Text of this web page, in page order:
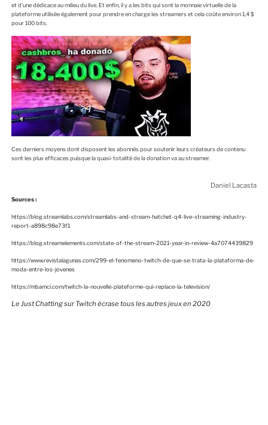
et d’une dédicace au milieu du live. Et enfin, il y a les bits qui sont la monnaie virtuelle de la
plateforme utilisée également pour prendre en charge les streamers et cela coûte environ 1,4 $
pour 100 bits.
Ces derniers moyens dont disposent les abonnés pour soutenir leurs créateurs de contenu
sont les plus efficaces puisque la quasi-totalité de la donation va au streamer.
Daniel Lacasta
Sources :
https://blog.streamlabs.com/streamlabs-and-stream-hatchet-q4-live-streaming-industry-
report-a898c98e73f1
https://blog.streamelements.com/state-of-the-stream-2021-year-in-review-4a7074439829
https://www.revistalagunas.com/299-el-fenomeno-twitch-de-que-se-trata-la-plataforma-de-
moda-entre-los-jovenes
https://mbamci.com/twitch-la-nouvelle-plateforme-qui-replace-la-television/
Le Just Chatting sur Twitch écrase tous les autres jeux en 2020